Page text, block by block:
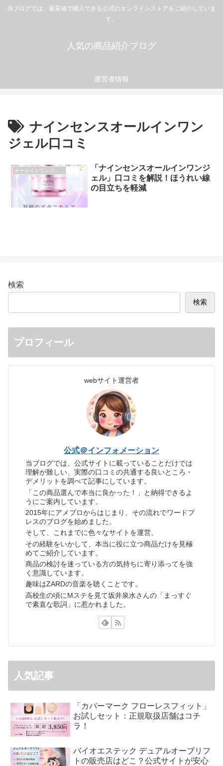
当ブログでは、最安値で購入できる公式のオンラインストアをご紹介していま
す。
人気の商品紹介ブログ
運営者情報
ナインセンスオールインワン
ジェル口コミ
「ナインセンスオールインワンジ
ェル」口コミを解説！ほうれい線
の目立ちを軽減
検索
検索
プロフィール
webサイト運営者
公式＠インフォメーション
当ブログでは、公式サイトに載っていることだけでは
理解が難しい、実際の口コミの共通する良いところ・
デメリットを調べて記事にしています。
「この商品選んで本当に良かった！」と納得できるよ
うにご案内しています。
2015年にアメブロからはじまり、その流れでワードプ
レスのブログを始めました。
そして、これまでに色々なサイトを運営。
その経験をいかして、本当に役に立つ商品だけを見極
めてご紹介しています。
商品の検討を迷っている方の気持ちに寄り添ってを強
く意識しています。
趣味はZARDの音楽を聴くことです。
高校生の頃にMステを見て坂井泉水さんの「まっすぐ
で素直な歌詞」に惹かれました。
人気記事
「カバーマーク フローレスフィット」
お試しセット：正規取扱店舗はコチ
ラ！
バイオエステック デュアルオーブリフ
トの販売店はどこ？公式サイトが安心